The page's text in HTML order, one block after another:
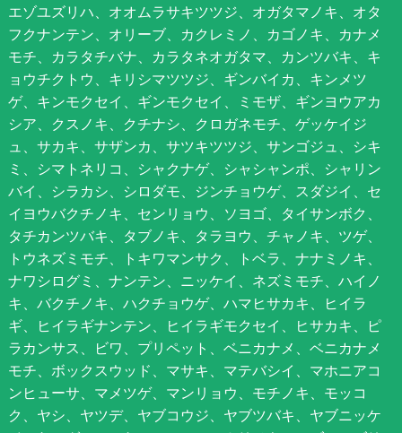
エゾユズリハ、オオムラサキツツジ、オガタマノキ、オタ
フクナンテン、オリーブ、カクレミノ、カゴノキ、カナメ
モチ、カラタチバナ、カラタネオガタマ、カンツバキ、キ
ョウチクトウ、キリシマツツジ、ギンバイカ、キンメツ
ゲ、キンモクセイ、ギンモクセイ、ミモザ、ギンヨウアカ
シア、クスノキ、クチナシ、クロガネモチ、ゲッケイジ
ュ、サカキ、サザンカ、サツキツツジ、サンゴジュ、シキ
ミ、シマトネリコ、シャクナゲ、シャシャンポ、シャリン
バイ、シラカシ、シロダモ、ジンチョウゲ、スダジイ、セ
イヨウバクチノキ、センリョウ、ソヨゴ、タイサンボク、
タチカンツバキ、タブノキ、タラヨウ、チャノキ、ツゲ、
トウネズミモチ、トキワマンサク、トベラ、ナナミノキ、
ナワシログミ、ナンテン、ニッケイ、ネズミモチ、ハイノ
キ、バクチノキ、ハクチョウゲ、ハマヒサカキ、ヒイラ
ギ、ヒイラギナンテン、ヒイラギモクセイ、ヒサカキ、ピ
ラカンサス、ビワ、プリペット、ベニカナメ、ベニカナメ
モチ、ボックスウッド、マサキ、マテバシイ、マホニアコ
ンヒューサ、マメツゲ、マンリョウ、モチノキ、モッコ
ク、ヤシ、ヤツデ、ヤブコウジ、ヤブツバキ、ヤブニッケ